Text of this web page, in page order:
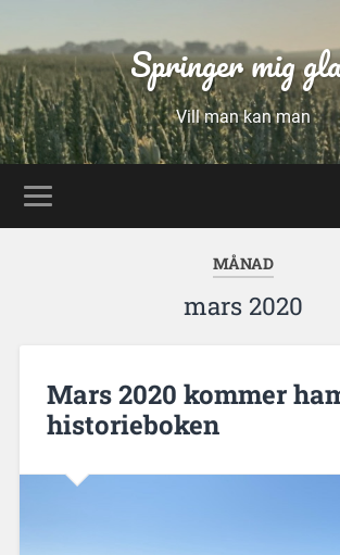
Springer mig
Vill man kan man
MÅNAD
mars 2020
Mars 2020 kommer
historieboken